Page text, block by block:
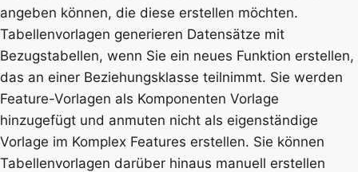
angeben können, die diese erstellen möchten.
Tabellenvorlagen generieren Datensätze mit
Bezugstabellen, wenn Sie ein neues Funktion erstellen,
das an einer Beziehungsklasse teilnimmt. Sie werden
Feature-Vorlagen als Komponenten Vorlage
hinzugefügt und anmuten nicht als eigenständige
Vorlage im Komplex Features erstellen. Sie können
Tabellenvorlagen darüber hinaus manuell erstellen